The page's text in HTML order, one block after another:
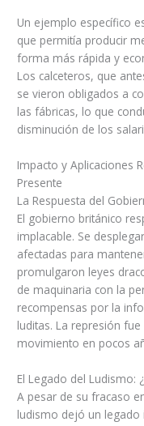
Un ejemplo específico
que permitía producir
forma más rápida y
Los calceteros, que
se vieron obligados a
las fábricas, lo que
disminución de los
Impacto y Aplicaciones
Presente
La Respuesta del
El gobierno británico
implacable. Se
afectadas para
promulgaron leyes
de maquinaria con la
recompensas por la
luditas. La represión
movimiento en pocos
El Legado del Ludismo:
A pesar de su fracaso
ludismo dejó un